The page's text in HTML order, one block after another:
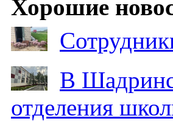
Хорошие
В
отделения